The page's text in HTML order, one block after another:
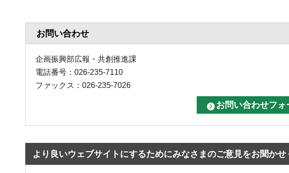
お問い合わせ
企画振興部広報・共創推進課
電話番号：026-235-7110
ファックス：026-235-7026
より良いウェブサイトにするためにみなさまのご意見をお聞かせ